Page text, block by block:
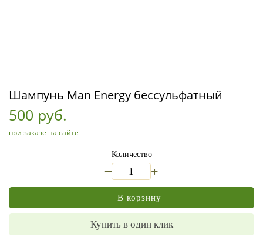
Шампунь Man Energy бессульфатный
500 руб.
при заказе на сайте
Количество
+
В корзину
Купить в один клик